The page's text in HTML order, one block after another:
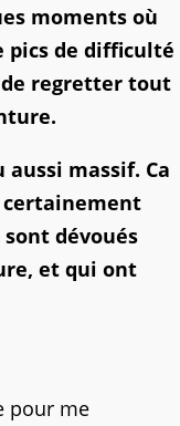
moments où
pics de difficulté
regretter tout
massif. Ca
certainement
dévoués
et qui ont
pour me